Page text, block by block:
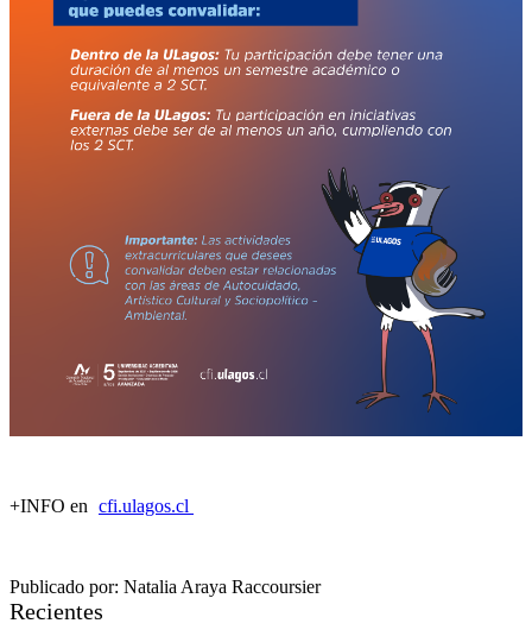
+INFO en cfi.ulagos.cl
Publicado por: Natalia Araya Raccoursier
Recientes